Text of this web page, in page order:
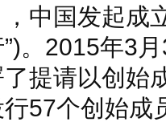
，中国发起成
。2015年3
了提请以创始
57个创始成